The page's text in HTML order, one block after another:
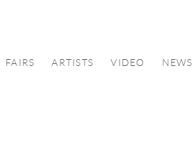
FAIRS ARTISTS VIDEO NEWS